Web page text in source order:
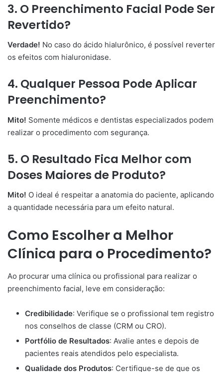
3. O Preenchimento Facial Pode Ser
Revertido?
Verdade! No caso do ácido hialurônico, é possível reverter
os efeitos com hialuronidase.
4. Qualquer Pessoa Pode Aplicar
Preenchimento?
Mito! Somente médicos e dentistas especializados podem
realizar o procedimento com segurança.
5. O Resultado Fica Melhor com
Doses Maiores de Produto?
Mito! O ideal é respeitar a anatomia do paciente, aplicando
a quantidade necessária para um efeito natural.
Como Escolher a Melhor
Clínica para o Procedimento?
Ao procurar uma clínica ou profissional para realizar o
preenchimento facial, leve em consideração:
Credibilidade: Verifique se o profissional tem registro
nos conselhos de classe (CRM ou CRO).
Portfólio de Resultados: Avalie antes e depois de
pacientes reais atendidos pelo especialista.
Qualidade dos Produtos: Certifique-se de que os